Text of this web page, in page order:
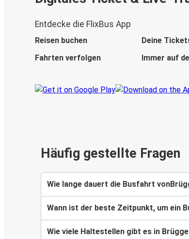
Entdecke die FlixBus App
Reisen buchen
Deine
Fahrten verfolgen
Immer auf
Häufig gestellte Fragen
Wie lange dauert die Busfahrt
Wann ist der beste Zeitpunkt, um ein
Wie viele Haltestellen gibt es in Brügge